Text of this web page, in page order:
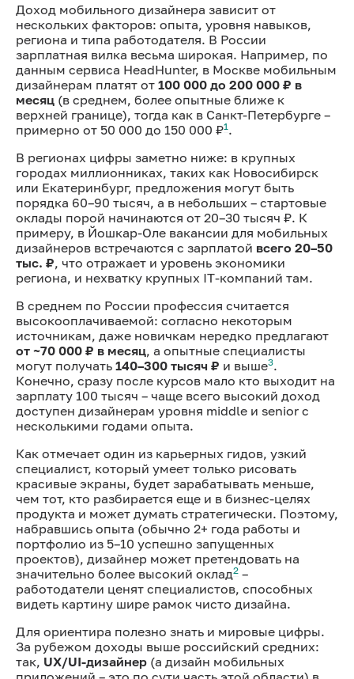
Доход мобильного дизайнера зависит от
нескольких факторов: опыта, уровня навыков,
региона и типа работодателя. В России
зарплатная вилка весьма широкая. Например, по
данным сервиса HeadHunter, в Москве мобильным
дизайнерам платят от 100 000 до 200 000 ₽ в
месяц (в среднем, более опытные ближе к
верхней границе), тогда как в Санкт-Петербурге –
примерно от 50 000 до 150 000 ₽1 .
В регионах цифры заметно ниже: в крупных
городах миллионниках, таких как Новосибирск
или Екатеринбург, предложения могут быть
порядка 60–90 тысяч, а в небольших – стартовые
оклады порой начинаются от 20–30 тысяч ₽. К
примеру, в Йошкар-Оле вакансии для мобильных
дизайнеров встречаются с зарплатой всего 20–50
тыс. ₽, что отражает и уровень экономики
региона, и нехватку крупных IT-компаний там.
В среднем по России профессия считается
высокооплачиваемой: согласно некоторым
источникам, даже новичкам нередко предлагают
от ~70 000 ₽ в месяц, а опытные специалисты
могут получать 140–300 тысяч ₽ и выше3.
Конечно, сразу после курсов мало кто выходит на
зарплату 100 тысяч – чаще всего высокий доход
доступен дизайнерам уровня middle и senior с
несколькими годами опыта.
Как отмечает один из карьерных гидов, узкий
специалист, который умеет только рисовать
красивые экраны, будет зарабатывать меньше,
чем тот, кто разбирается еще и в бизнес-целях
продукта и может думать стратегически. Поэтому,
набравшись опыта (обычно 2+ года работы и
портфолио из 5–10 успешно запущенных
проектов), дизайнер может претендовать на
значительно более высокий оклад2 –
работодатели ценят специалистов, способных
видеть картину шире рамок чисто дизайна.
Для ориентира полезно знать и мировые цифры.
За рубежом доходы выше российский средних:
так, UX/UI-дизайнер (а дизайн мобильных